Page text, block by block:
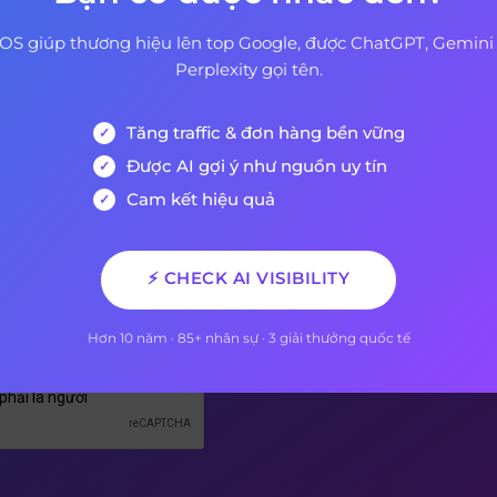
Nhận Bản Tin Của
sẽ là người đầu tiên biết khi có bài viết mới được xuất
giúp thương hiệu lên top Google, được ChatGPT, Gemini
Perplexity gọi tên.
Tăng traffic & đơn hàng bền vững
Được AI gợi ý như nguồn uy tín
Cam kết hiệu quả
⚡ CHECK AI VISIBILITY
Hơn 10 năm · 85+ nhân sự · 3 giải thưởng quốc tế